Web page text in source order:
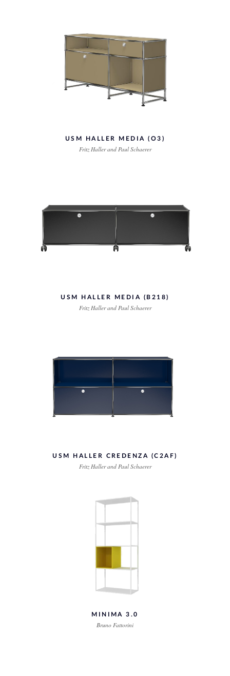
USM HALLER MEDIA (O3)
Fritz Haller and Paul Schaerer
USM HALLER MEDIA (B218)
Fritz Haller and Paul Schaerer
USM HALLER CREDENZA (C2AF)
Fritz Haller and Paul Schaerer
MINIMA 3.0
Bruno Fattorini